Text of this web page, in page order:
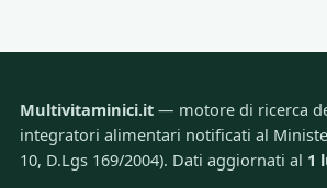
Multivitaminici.it — motore di ricerca
integratori alimentari notificati al
10, D.Lgs 169/2004). Dati aggiornati al 1